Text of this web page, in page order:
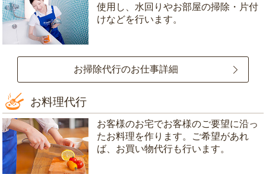
使用し、水回りやお部屋の掃除・片付
けなどを行います。
お掃除代行のお仕事詳細
お料理代行
お客様のお宅でお客様のご要望に沿っ
たお料理を作ります。ご希望があれ
ば、お買い物代行も行います。